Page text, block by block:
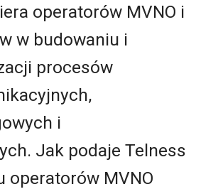
operatorów MVNO i
w budowaniu i
procesów
i
Jak podaje Telness
operatorów MVNO